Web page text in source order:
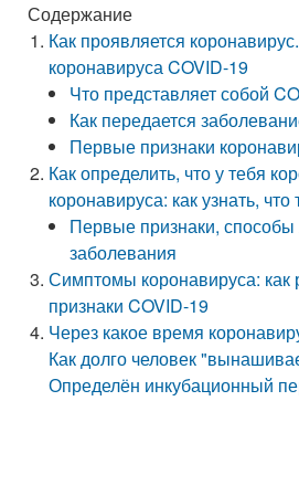
Содержание
Как проявляется
коронавируса COVID-19
Что представляет собой
Как передается
Первые признаки
Как определить, что у тебя
коронавируса: как узнать,
Первые признаки,
заболевания
Симптомы коронавируса: как
признаки COVID-19
Через какое время
Как долго человек
Определён инкубационный